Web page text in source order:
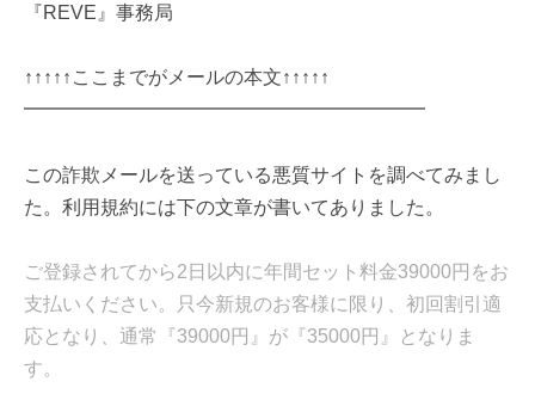
『REVE』事務局
↑↑↑↑↑ここまでがメールの本文↑↑↑↑↑
━━━━━━━━━━━━━━━━━━━━━
この詐欺メールを送っている悪質サイトを調べてみまし
た。利用規約には下の文章が書いてありました。
ご登録されてから2日以内に年間セット料金39000円をお
支払いください。只今新規のお客様に限り、初回割引適
応となり、通常『39000円』が『35000円』となりま
す。